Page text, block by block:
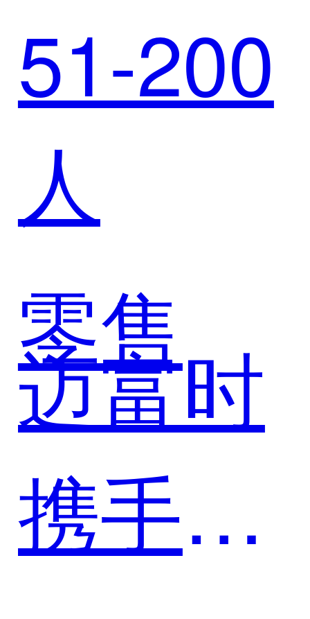
通销售
全链路
成长闭
得酒业
携手迈
富时，
以珍客
SCRM
51-200
人
零售
迈富时
携手皇